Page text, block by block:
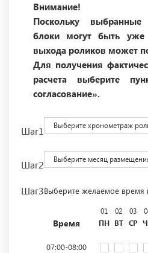
Внимание!
Поскольку
блоки могут быть уже
выхода роликов может
Для получения
расчета выберите
согласование».
Шаг1 Выберите хронометраж
Шаг2 Выберите месяц
Шаг3Выберите желаемое время
Время
01
ПН
02
ВТ
03
СР
07:00-08:00